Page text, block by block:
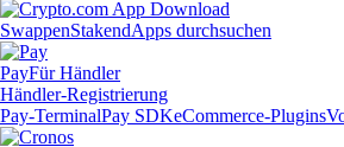
SwappenStakendApps durchsuchen
PayFür Händler
Händler-Registrierung
Pay-TerminalPay SDKeCommerce-Plugins